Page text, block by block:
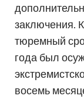
заключения.
тюремный
года был
восемь